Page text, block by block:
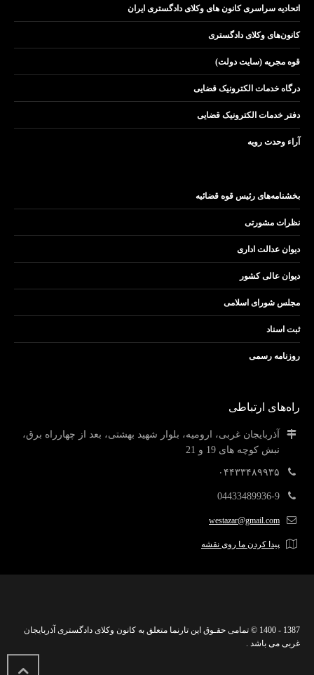
اتحادیه سراسری کانون های وکلای دادگستری ایران
کانون‌های وکلای دادگستری
قوه مجریه (سایت دولت)
درگاه خدمات الکترونیک قضایی
دفتر خدمات الکترونیک قضایی
آراء وحدت رویه
بخشنامه‌های رئیس قوه قضائیه
نظرات مشورتی
دیوان عدالت اداری
دیوان عالی کشور
مجلس شورای اسلامی
ثبت اسناد
روزنامه رسمی
راه‌های ارتباطی
آذربایجان غربی، ارومیه، بلوار شهید بهشتی، بعد از چهارراه برق،
نبش کوچه های 19 و 21
۰۴۴۳۳۴۸۹۹۳۵
04433489936-9
westazar@gmail.com
پیدا کردن ما روی نقشه
1387 - 1400 © تمامی حقـوق این تارنما متعلق به کانون وکلای دادگستری آذربایجان
غربی می باشد .